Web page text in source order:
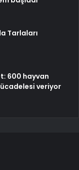
Tarlaları
600 hayvan
veriyor